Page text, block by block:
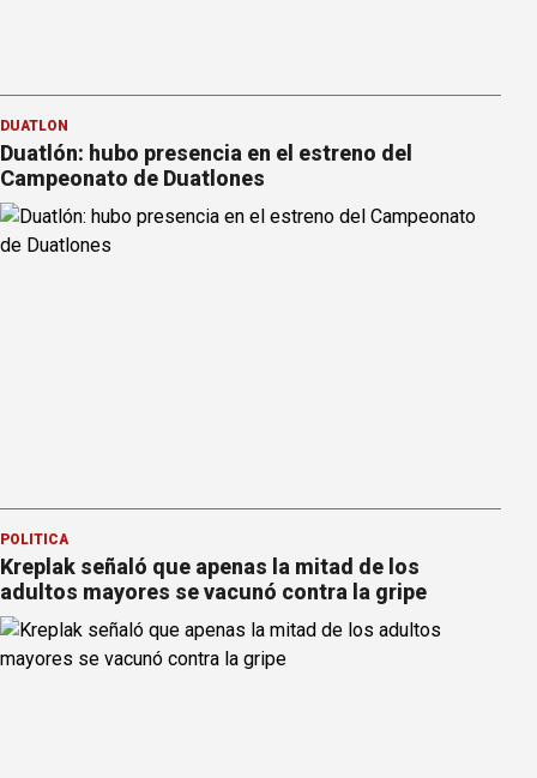
DUATLÓN
Duatlón: hubo presencia en el estreno del
Campeonato de Duatlones
POLÍTICA
Kreplak señaló que apenas la mitad de los
adultos mayores se vacunó contra la gripe